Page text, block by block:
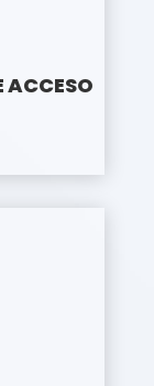
ACCESO